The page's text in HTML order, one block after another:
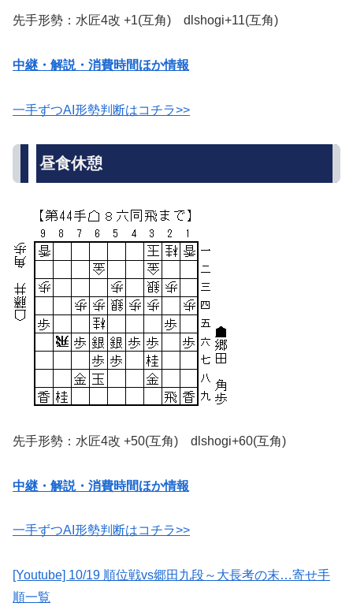
先手形勢：水匠4改 +1(互角) dlshogi+11(互角)
中継・解説・消費時間ほか情報
一手ずつAI形勢判断はコチラ>>
昼食休憩
先手形勢：水匠4改 +50(互角) dlshogi+60(互角)
中継・解説・消費時間ほか情報
一手ずつAI形勢判断はコチラ>>
[Youtube] 10/19 順位戦vs郷田九段～大長考の末…寄せ手
順一覧